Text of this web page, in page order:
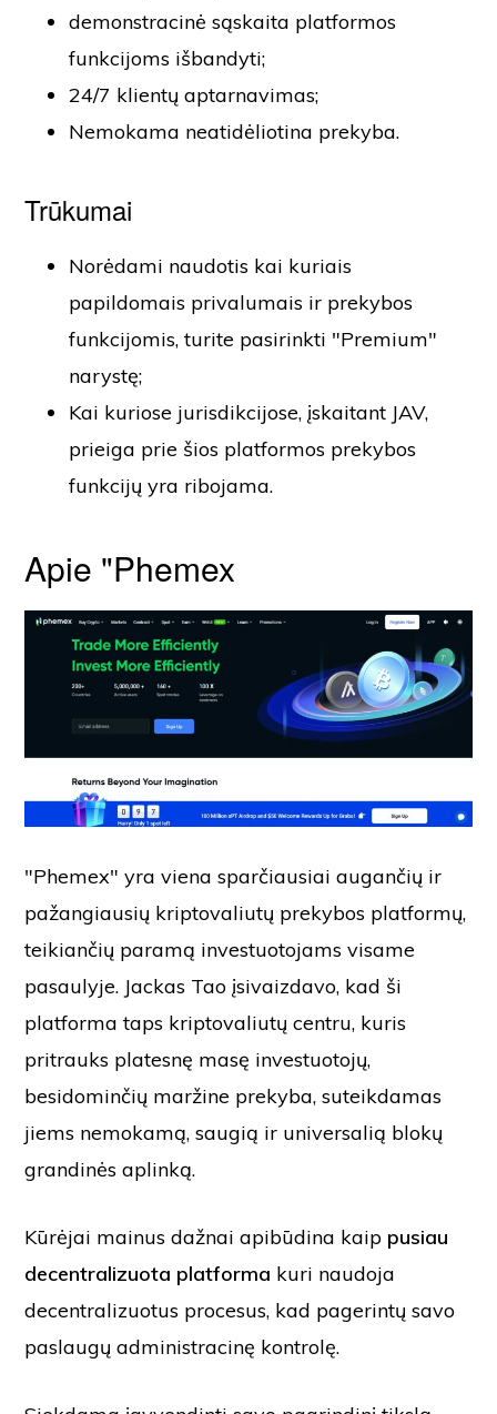
demonstracinė sąskaita platformos
funkcijoms išbandyti;
24/7 klientų aptarnavimas;
Nemokama neatidėliotina prekyba.
Trūkumai
Norėdami naudotis kai kuriais
papildomais privalumais ir prekybos
funkcijomis, turite pasirinkti "Premium"
narystę;
Kai kuriose jurisdikcijose, įskaitant JAV,
prieiga prie šios platformos prekybos
funkcijų yra ribojama.
Apie "Phemex
"Phemex" yra viena sparčiausiai augančių ir
pažangiausių kriptovaliutų prekybos platformų,
teikiančių paramą investuotojams visame
pasaulyje. Jackas Tao įsivaizdavo, kad ši
platforma taps kriptovaliutų centru, kuris
pritrauks platesnę masę investuotojų,
besidominčių maržine prekyba, suteikdamas
jiems nemokamą, saugią ir universalią blokų
grandinės aplinką.
Kūrėjai mainus dažnai apibūdina kaip pusiau
decentralizuota platforma kuri naudoja
decentralizuotus procesus, kad pagerintų savo
paslaugų administracinę kontrolę.